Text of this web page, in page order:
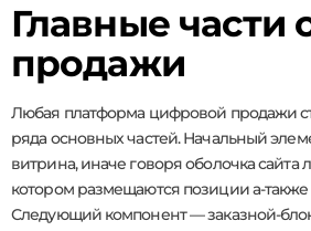
Главные части
продажи
Любая платформа цифровой продажи
ряда основных частей. Начальный
витрина, иначе говоря оболочка сайта
котором размещаются позиции а-
Следующий компонент — заказной-